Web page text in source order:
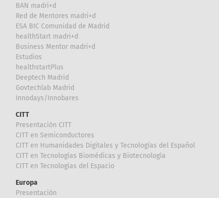
BAN madri+d
Red de Mentores madri+d
ESA BIC Comunidad de Madrid
healthStart madri+d
Business Mentor madri+d
Estudios
healthstartPlus
Deeptech Madrid
Govtechlab Madrid
Innodays/Innobares
CITT
Presentación CITT
CITT en Semiconductores
CITT en Humanidades Digitales y Tecnologías del Español
CITT en Tecnologías Biomédicas y Biotecnología
CITT en Tecnologías del Espacio
Europa
Presentación